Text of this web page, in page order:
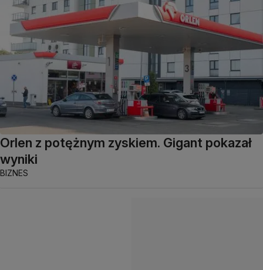
Orlen z potężnym zyskiem. Gigant pokazał
wyniki
BIZNES